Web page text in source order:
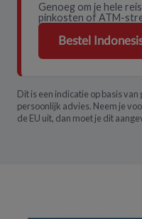
Genoeg om je hele
pinkosten of ATM-
Bestel
Dit is een indicatie op basis
persoonlijk advies. Neem je
de EU uit, dan moet je dit